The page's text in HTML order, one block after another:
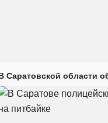
Саратовской области